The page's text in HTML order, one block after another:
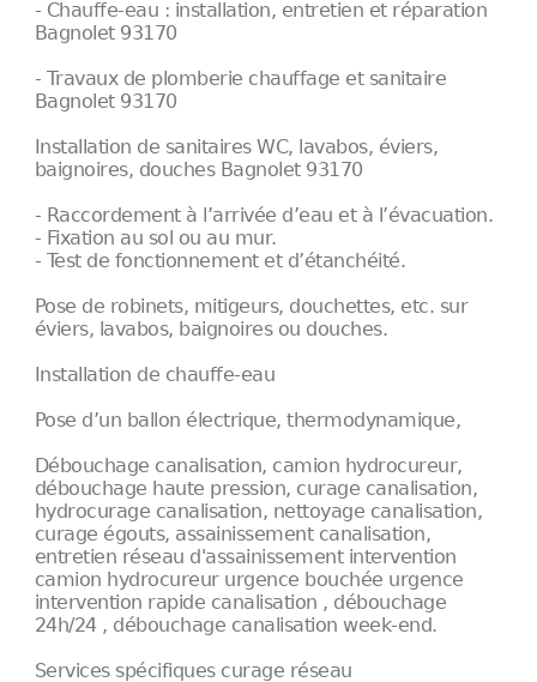
- Chauffe-eau : installation, entretien et réparation
Bagnolet 93170
- Travaux de plomberie chauffage et sanitaire
Bagnolet 93170
Installation de sanitaires WC, lavabos, éviers,
baignoires, douches Bagnolet 93170
- Raccordement à l’arrivée d’eau et à l’évacuation.
- Fixation au sol ou au mur.
- Test de fonctionnement et d’étanchéité.
Pose de robinets, mitigeurs, douchettes, etc. sur
éviers, lavabos, baignoires ou douches.
Installation de chauffe-eau
Pose d’un ballon électrique, thermodynamique,
Débouchage canalisation, camion hydrocureur,
débouchage haute pression, curage canalisation,
hydrocurage canalisation, nettoyage canalisation,
curage égouts, assainissement canalisation,
entretien réseau d'assainissement intervention
camion hydrocureur urgence bouchée urgence
intervention rapide canalisation , débouchage
24h/24 , débouchage canalisation week-end.
Services spécifiques curage réseau